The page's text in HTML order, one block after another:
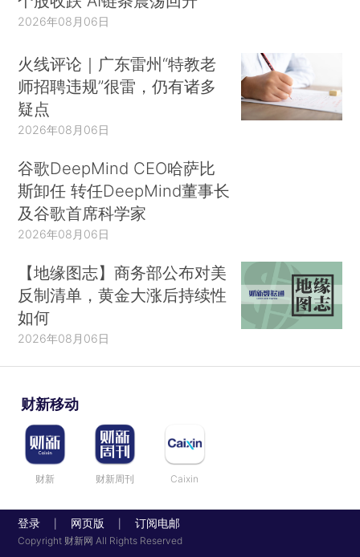
2026年08月06日
火线评论｜广东雷州“特教老
师招聘违规”很雷，仍有诸多
疑点
2026年08月06日
谷歌DeepMind CEO哈萨比
斯卸任 转任DeepMind董事长
及谷歌首席科学家
2026年08月06日
【地缘图志】商务部公布对美
反制清单，黄金大涨后持续性
如何
2026年08月06日
财新移动
财新 财新周刊 Caixin
登录 网页版 订阅电邮
Copyright 财新网 All Rights Reserved